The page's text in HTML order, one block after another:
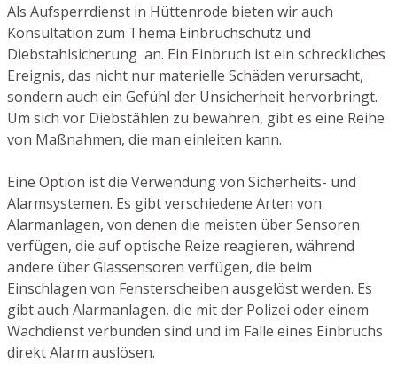
Als Aufsperrdienst in Hüttenrode bieten wir auch
Konsultation zum Thema Einbruchschutz und
Diebstahlsicherung an. Ein Einbruch ist ein schreckliches
Ereignis, das nicht nur materielle Schäden verursacht,
sondern auch ein Gefühl der Unsicherheit hervorbringt.
Um sich vor Diebstählen zu bewahren, gibt es eine Reihe
von Maßnahmen, die man einleiten kann.
Eine Option ist die Verwendung von Sicherheits- und
Alarmsystemen. Es gibt verschiedene Arten von
Alarmanlagen, von denen die meisten über Sensoren
verfügen, die auf optische Reize reagieren, während
andere über Glassensoren verfügen, die beim
Einschlagen von Fensterscheiben ausgelöst werden. Es
gibt auch Alarmanlagen, die mit der Polizei oder einem
Wachdienst verbunden sind und im Falle eines Einbruchs
direkt Alarm auslösen.